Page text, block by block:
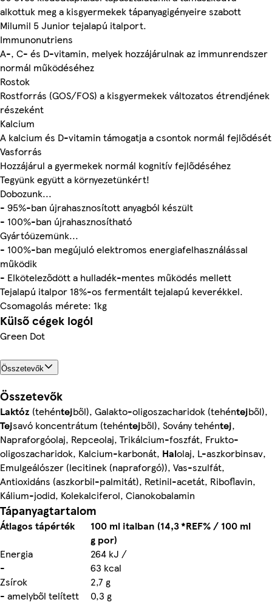
alkottuk meg a kisgyermekek tápanyagigényeire szabott
Milumil 5 Junior tejalapú italport.
Immunonutriens
A-, C- és D-vitamin, melyek hozzájárulnak az immunrendszer
normál működéséhez
Rostok
Rostforrás (GOS/FOS) a kisgyermekek változatos étrendjének
részeként
Kalcium
A kalcium és D-vitamin támogatja a csontok normál fejlődését
Vasforrás
Hozzájárul a gyermekek normál kognitív fejlődéséhez
Tegyünk együtt a környezetünkért!
Dobozunk...
- 95%-ban újrahasznosított anyagból készült
- 100%-ban újrahasznosítható
Gyártóüzemünk...
- 100%-ban megújuló elektromos energiafelhasználással
működik
- Elköteleződött a hulladék-mentes működés mellett
Tejalapú italpor 18%-os fermentált tejalapú keverékkel.
Csomagolás mérete: 1kg
Külső cégek logói
Green Dot
Összetevők
Összetevők
Laktóz (tehéntejből), Galakto-oligoszacharidok (tehéntejből),
Tejsavó koncentrátum (tehéntejből), Sovány tehéntej,
Napraforgóolaj, Repceolaj, Trikálcium-foszfát, Frukto-
oligoszacharidok, Kalcium-karbonát, Halolaj, L-aszkorbinsav,
Emulgeálószer (lecitinek (napraforgó)), Vas-szulfát,
Antioxidáns (aszkorbil-palmitát), Retinil-acetát, Riboflavin,
Kálium-jodid, Kolekalciferol, Cianokobalamin
Tápanyagtartalom
Átlagos tápérték
100 ml italban (14,3
g por)
*REF% / 100 ml
Energia
264 kJ /
-
63 kcal
Zsírok
2,7 g
- amelyből telített
0,3 g